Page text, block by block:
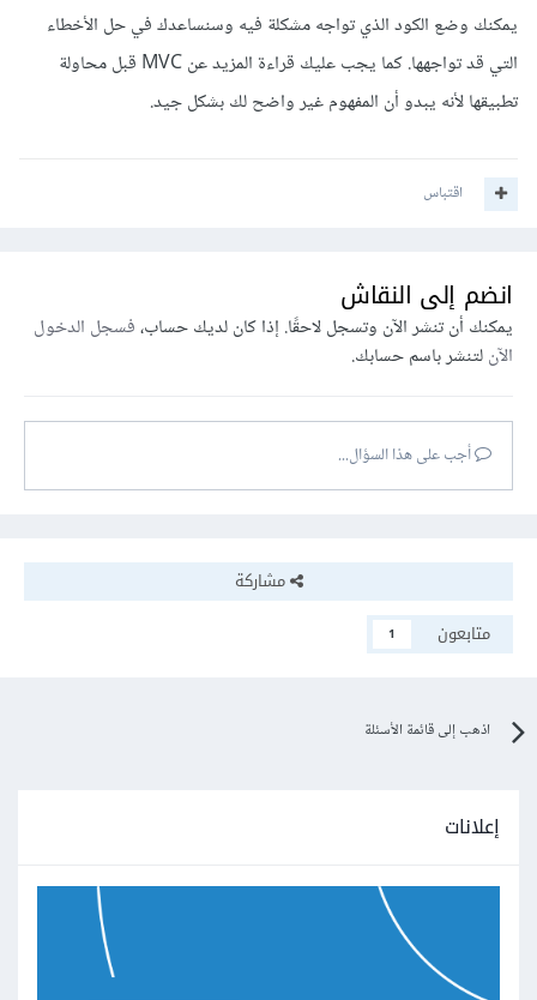
المثال وفهم آلية توزيع مجلداتها وكيفية العمل بين المكونات، فهي
مبنية على منهجية MVC وبمجرد قيامك بإنشاء مشروع جديد من
خلالها تقوم بتطبيق مثال عملي على MVC نظراً لآلية توزيع
المكونات في لارافل.
يمكنك وضع الكود الذي تواجه مشكلة فيه وسنساعدك في حل الأخطاء
التي قد تواجهها. كما يجب عليك قراءة المزيد عن MVC قبل محاولة
تطبيقها لأنه يبدو أن المفهوم غير واضح لك بشكل جيد.
اقتباس
انضم إلى النقاش
يمكنك أن تنشر الآن وتسجل لاحقًا. إذا كان لديك حساب،فسجل الدخول
الآنلتنشر باسم حسابك.
أجب على هذا السؤال...
مشاركة
متابعون
1
اذهب إلى قائمة الأسئلة
إعلانات